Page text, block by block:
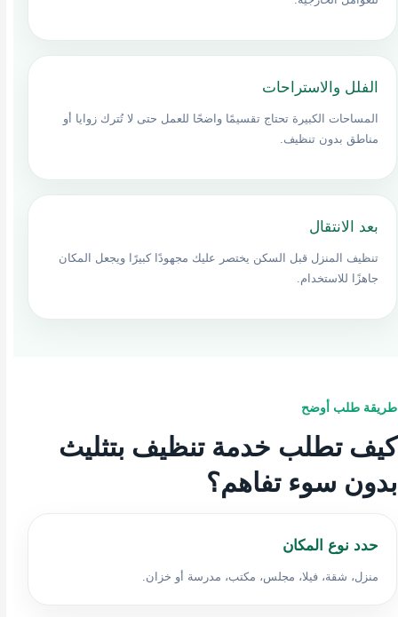
الفلل والاستراحات
المساحات الكبيرة تحتاج تقسيمًا واضحًا للعمل حتى لا تُترك زوايا أو
مناطق بدون تنظيف.
بعد الانتقال
تنظيف المنزل قبل السكن يختصر عليك مجهودًا كبيرًا ويجعل المكان
جاهزًا للاستخدام.
طريقة طلب أوضح
كيف تطلب خدمة تنظيف بتثليث
بدون سوء تفاهم؟
حدد نوع المكان
منزل، شقة، فيلا، مجلس، مكتب، مدرسة أو خزان.